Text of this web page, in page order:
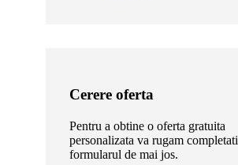
Cerere oferta
Pentru a obtine o oferta gratuita
personalizata va rugam completati
formularul de mai jos.